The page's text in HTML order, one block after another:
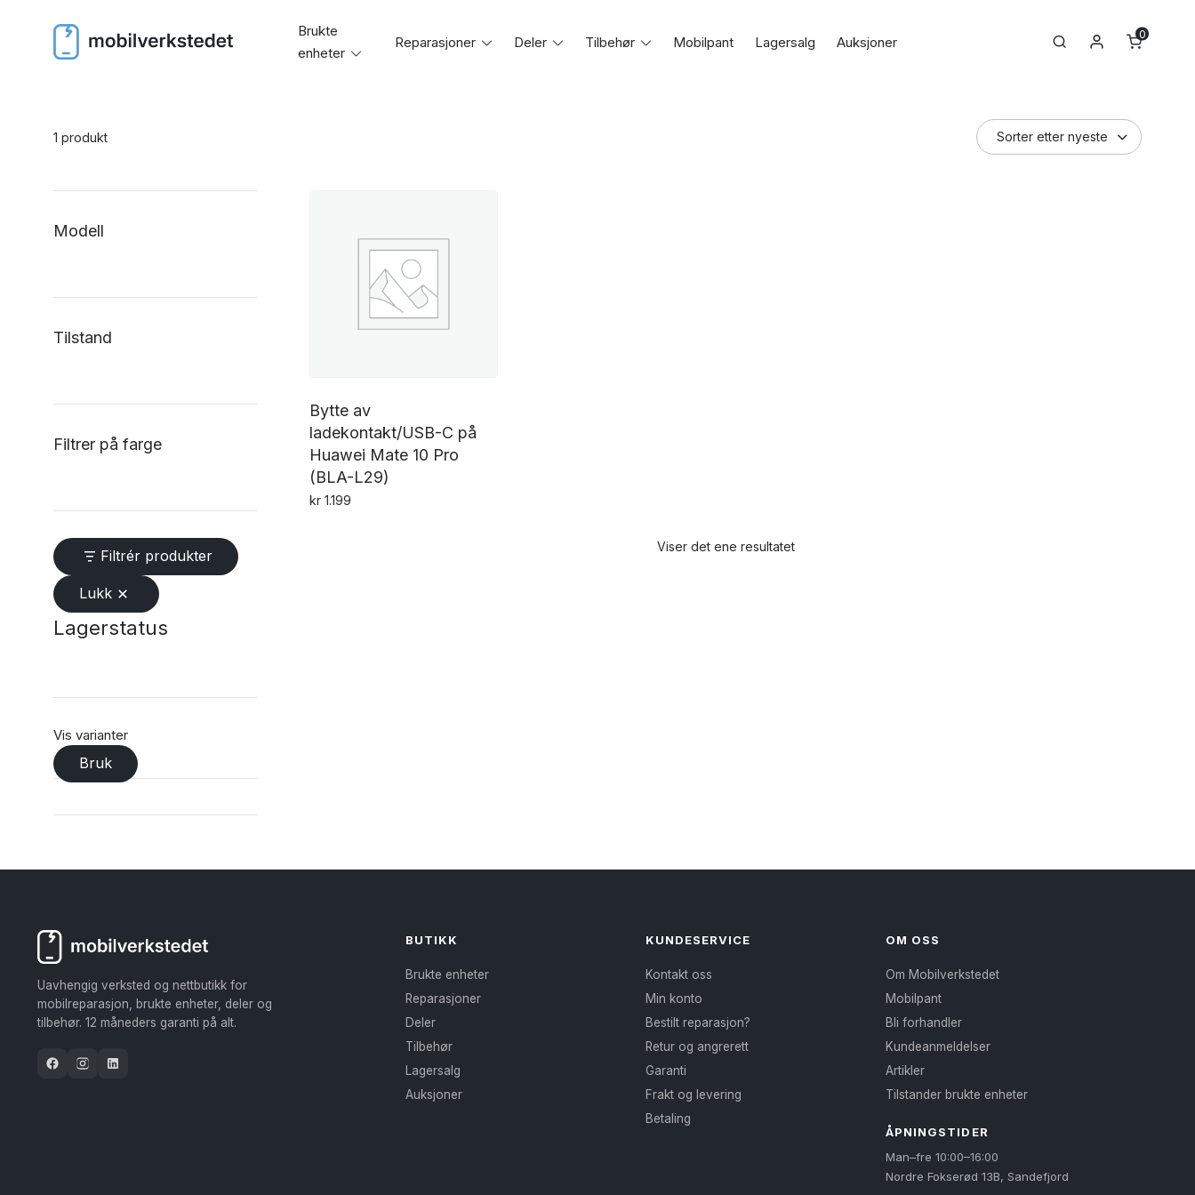
Brukte
enheter
Toggle
Reparasjoner
ToggleDeler
ToggleTilbehør
ToggleMobilpant Lagersalg Auksjoner Search Min konto
0
1 produkt
Modell
Tilstand
Filtrer på farge
Filtrér produkter
Lukk
Lagerstatus
Vis varianter
Bruk
Bytte av
ladekontakt/USB-C på
Huawei Mate 10 Pro
(BLA-L29)
kr 1.199
Viser det ene resultatet
Uavhengig verksted og nettbutikk for
mobilreparasjon, brukte enheter, deler og
tilbehør. 12 måneders garanti på alt.
BUTIKK
Brukte enheter
Reparasjoner
Deler
Tilbehør
Lagersalg
Auksjoner
KUNDESERVICE
Kontakt oss
Min konto
Bestilt reparasjon?
Retur og angrerett
Garanti
Frakt og levering
Betaling
OM OSS
Om Mobilverkstedet
Mobilpant
Bli forhandler
Kundeanmeldelser
Artikler
Tilstander brukte enheter
ÅPNINGSTIDER
Man–fre 10:00–16:00
Nordre Fokserød 13B, Sandefjord